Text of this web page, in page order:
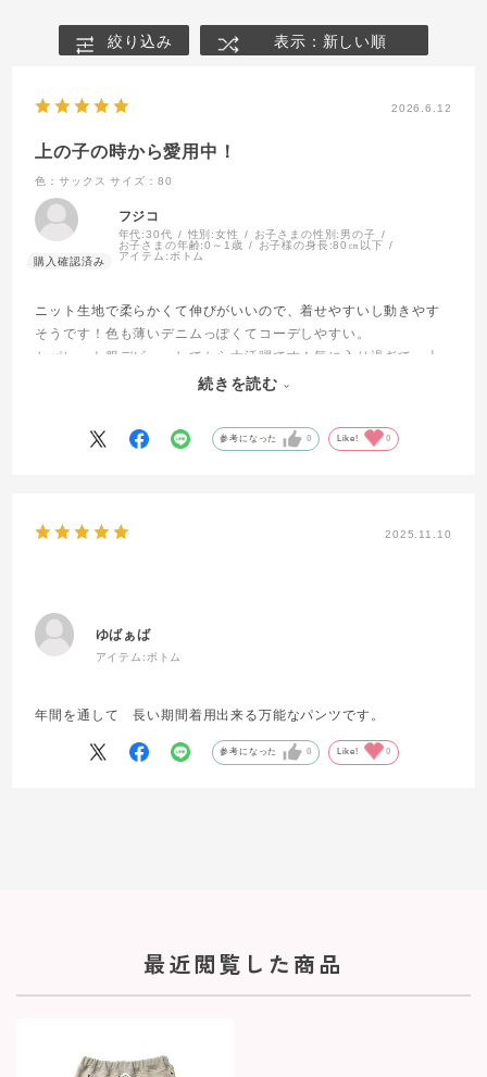
絞り込み 表示：新しい順
2026.6.12
上の子の時から愛用中！
色：サックス サイズ：80
フジコ
年代:30代 性別:女性 お子さまの性別: 男の子
お子さまの年齢:0～1歳 お子様の身長:80㎝以下
アイテム: ボトム
ニット生地で柔らかくて伸びがいいので、着せやすいし動きやす
そうです！色も薄いデニムっぽくてコーデしやすい。
セパレート服デビューしてから大活躍です！気に入り過ぎて、上
の子の時は二色買いしてました。今回もセールで残っていたの
続きを読む
参考になった 0 Like! 0
2025.11.10
ゆばぁば
アイテム: ボトム
年間を通して 長い期間着用出来る万能なパンツです。
参考になった 0 Like! 0
最近閲覧した商品